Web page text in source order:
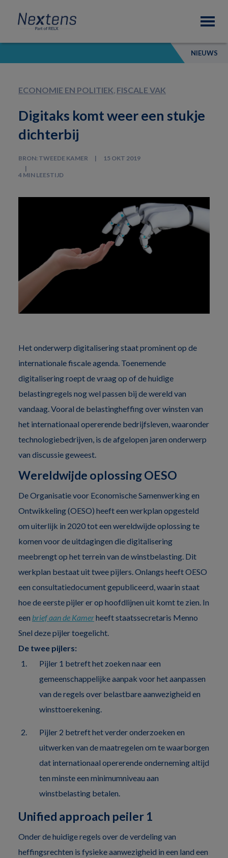
primary
navigation
content
footer
Nextens
Fiscaal
partner
van
NIEUWS
ECONOMIE EN POLITIEK, FISCALE VAK
Digitaks komt weer een stukje
dichterbij
BRON: TWEEDE KAMER 15 OKT 2019
4 MIN LEESTIJD
Het onderwerp digitalisering staat prominent op de
internationale fiscale agenda. Toenemende
digitalisering roept de vraag op of de huidige
belastingregels nog wel passen bij de wereld van
vandaag. Vooral de belastingheffing over winsten van
het internationaal opererende bedrijfsleven, waaronder
technologiebedrijven, is de afgelopen jaren onderwerp
van discussie geweest.
Wereldwijde oplossing OESO
De Organisatie voor Economische Samenwerking en
Ontwikkeling (OESO) heeft een werkplan opgesteld
om uiterlijk in 2020 tot een wereldwijde oplossing te
komen voor de uitdagingen die digitalisering
meebrengt op het terrein van de winstbelasting. Dit
werkplan bestaat uit twee pijlers. Onlangs heeft OESO
een consultatiedocument gepubliceerd, waarin staat
hoe de eerste pijler er op hoofdlijnen uit komt te zien. In
een brief aan de Kamerheeft staatssecretaris Menno
Snel deze pijler toegelicht.
De twee pijlers:
Pijler 1 betreft het zoeken naar een
gemeenschappelijke aanpak voor het aanpassen
van de regels over belastbare aanwezigheid en
winsttoerekening.
Pijler 2 betreft het verder onderzoeken en
uitwerken van de maatregelen om te waarborgen
dat internationaal opererende onderneming altijd
ten minste een minimumniveau aan
winstbelasting betalen.
Unified approach peiler 1
Onder de huidige regels over de verdeling van
heffingsrechten is fysieke aanwezigheid in een land een